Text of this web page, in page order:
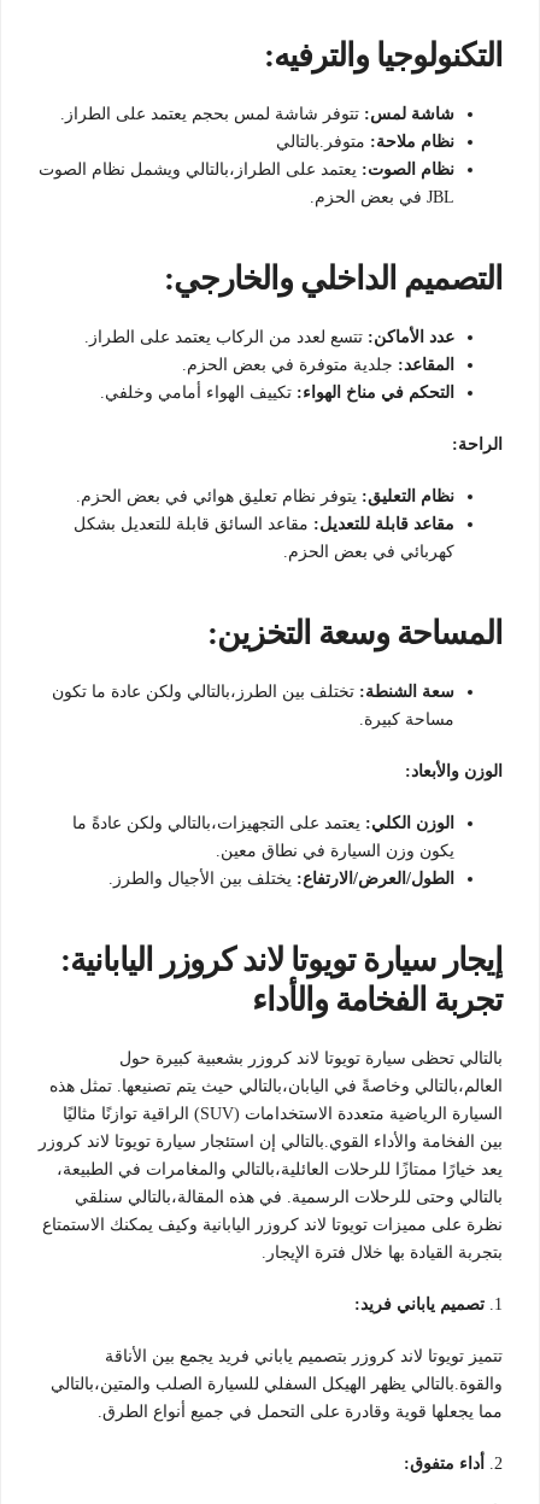
التكنولوجيا والترفيه:
شاشة لمس: تتوفر شاشة لمس بحجم يعتمد على الطراز.
نظام ملاحة: متوفر.بالتالي
نظام الصوت: يعتمد على الطراز،بالتالي ويشمل نظام الصوت
JBL في بعض الحزم.
التصميم الداخلي والخارجي:
عدد الأماكن: تتسع لعدد من الركاب يعتمد على الطراز.
المقاعد: جلدية متوفرة في بعض الحزم.
التحكم في مناخ الهواء: تكييف الهواء أمامي وخلفي.
الراحة:
نظام التعليق: يتوفر نظام تعليق هوائي في بعض الحزم.
مقاعد قابلة للتعديل: مقاعد السائق قابلة للتعديل بشكل
كهربائي في بعض الحزم.
المساحة وسعة التخزين:
سعة الشنطة: تختلف بين الطرز،بالتالي ولكن عادة ما تكون
مساحة كبيرة.
الوزن والأبعاد:
الوزن الكلي: يعتمد على التجهيزات،بالتالي ولكن عادةً ما
يكون وزن السيارة في نطاق معين.
الطول/العرض/الارتفاع: يختلف بين الأجيال والطرز.
إيجار سيارة تويوتا لاند كروزر اليابانية:
تجربة الفخامة والأداء
بالتالي تحظى سيارة تويوتا لاند كروزر بشعبية كبيرة حول
العالم،بالتالي وخاصةً في اليابان،بالتالي حيث يتم تصنيعها. تمثل هذه
السيارة الرياضية متعددة الاستخدامات (SUV) الراقية توازنًا مثاليًا
بين الفخامة والأداء القوي.بالتالي إن استئجار سيارة تويوتا لاند كروزر
يعد خيارًا ممتازًا للرحلات العائلية،بالتالي والمغامرات في الطبيعة،
بالتالي وحتى للرحلات الرسمية. في هذه المقالة،بالتالي سنلقي
نظرة على مميزات تويوتا لاند كروزر اليابانية وكيف يمكنك الاستمتاع
بتجربة القيادة بها خلال فترة الإيجار.
1. تصميم ياباني فريد:
تتميز تويوتا لاند كروزر بتصميم ياباني فريد يجمع بين الأناقة
والقوة.بالتالي يظهر الهيكل السفلي للسيارة الصلب والمتين،بالتالي
مما يجعلها قوية وقادرة على التحمل في جميع أنواع الطرق.
2. أداء متفوق: